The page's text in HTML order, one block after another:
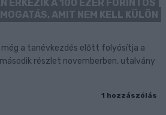
ÉRKEZIK A 100 EZER FORINTOS
AMIT NEM KELL KÜLÖN
a tanévkezdés előtt folyósítja a
részlet novemberben, utalvány
1 hozzászólás